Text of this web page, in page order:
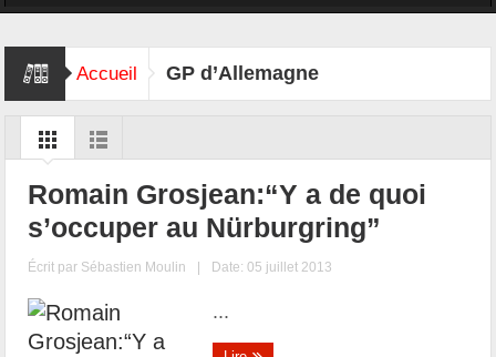
Accueil GP d’Allemagne
Romain Grosjean:“Y a de quoi
s’occuper au Nürburgring”
Écrit par Sébastien Moulin | Date: 05 juillet 2013
...